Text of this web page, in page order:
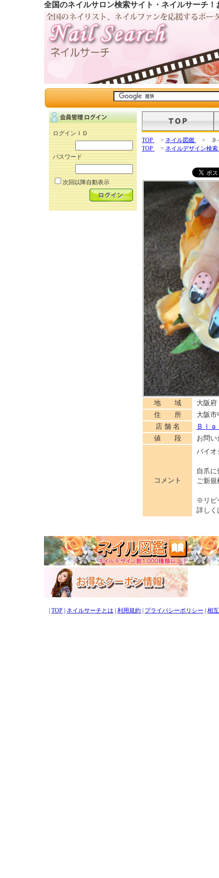
全国のネイルサロン検索サイト・ネイルサーチ
ログインＩＤ
パスワード
次回以降自動表示
TOP > ネイル図鑑
> ネ
TOP
> ネイルデザイン検索
地 域
大阪府
住 所
大阪市
店 舗 名
Ｂｌ
値 段
お問い
コメント
バイオ
自爪
ご新規
※リピ
詳し
TOP ネイルサーチとは 利用規約 プライバシーポリシー 相